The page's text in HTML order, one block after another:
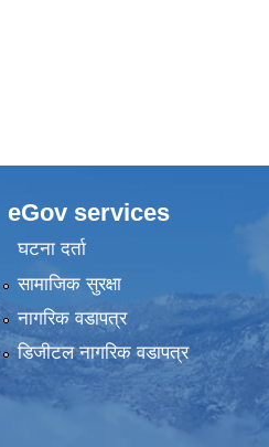
eGov services
घटना दर्ता
सामाजिक सुरक्षा
नागरिक वडापत्र
डिजीटल नागरिक वडापत्र